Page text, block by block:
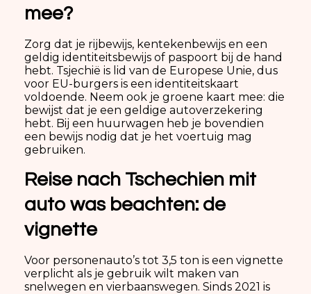
mee?
Zorg dat je rijbewijs, kentekenbewijs en een
geldig identiteitsbewijs of paspoort bij de hand
hebt. Tsjechië is lid van de Europese Unie, dus
voor EU-burgers is een identiteitskaart
voldoende. Neem ook je groene kaart mee: die
bewijst dat je een geldige autoverzekering
hebt. Bij een huurwagen heb je bovendien
een bewijs nodig dat je het voertuig mag
gebruiken.
Reise nach Tschechien mit
auto was beachten: de
vignette
Voor personenauto’s tot 3,5 ton is een vignette
verplicht als je gebruik wilt maken van
snelwegen en vierbaanswegen. Sinds 2021 is